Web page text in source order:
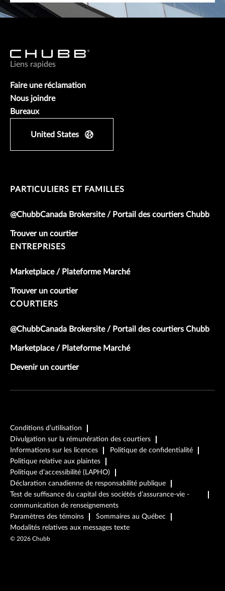
Liens rapides
Faire une réclamation
Nous joindre
Bureaux
United States
PARTICULIERS ET FAMILLES
@ChubbCanada Brokersite / Portail des courtiers Chubb
Trouver un courtier
ENTREPRISES
Marketplace / Plateforme Marché
Trouver un courtier
COURTIERS
@ChubbCanada Brokersite / Portail des courtiers Chubb
Marketplace / Plateforme Marché
Devenir un courtier
Conditions d’utilisation
Divulgation sur la rémunération des courtiers
Informations sur les licences
Politique de confidentialité
Politique relative aux plaintes
Politique d’accessibilité (LAPHO)
Déclaration canadienne de responsabilité publique
Test de suffisance du capital des sociétés d’assurance-vie -
communication de renseignements
Paramètres des témoins
Sommaires au Québec
Modalités relatives aux messages texte
© 2026 Chubb